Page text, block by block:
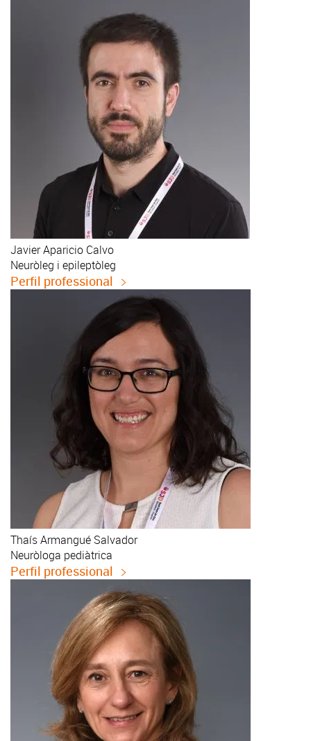
JavierAparicio Calvo
Neuròleg i epileptòleg
Perfil professional
ThaísArmangué Salvador
Neuròloga pediàtrica
Perfil professional